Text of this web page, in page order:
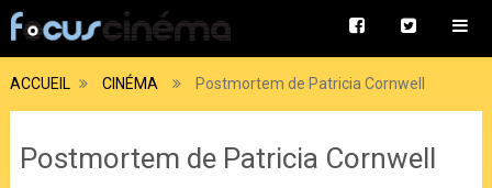
ACCUEIL CINÉMA Postmortem de Patricia Cornwell
Postmortem de Patricia Cornwell